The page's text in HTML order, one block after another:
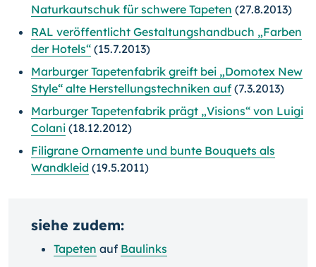
Naturkautschuk für schwere Tapeten (27.8.2013)
RAL veröffentlicht Gestaltungshandbuch „Farben
der Hotels“ (15.7.2013)
Marburger Tapetenfabrik greift bei „Domotex New
Style“ alte Herstellungstechniken auf (7.3.2013)
Marburger Tapetenfabrik prägt „Visions“ von Luigi
Colani (18.12.2012)
Filigrane Ornamente und bunte Bouquets als
Wandkleid (19.5.2011)
siehe zudem:
Tapeten auf Baulinks